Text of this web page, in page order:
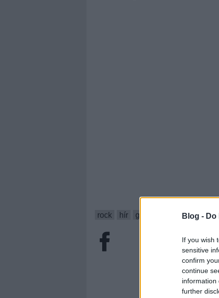
Blog -
If you wish
sensitive
confirm
continue
information
further
rock hír gyász the band